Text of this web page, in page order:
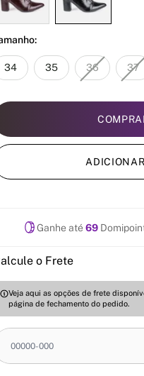
34 35 36 37
Ganhe até 69
o Frete
Veja aqui as opções de frete
página de fechamento do pedido.